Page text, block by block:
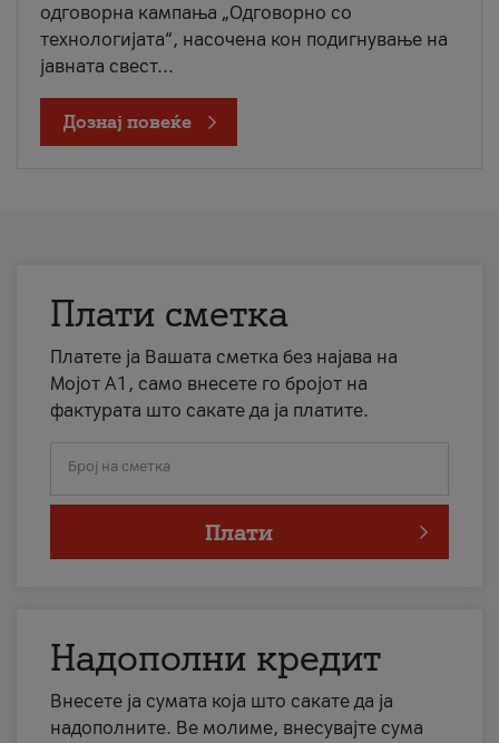
одговорна кампања „Одговорно со
технологијата“, насочена кон подигнување на
јавната свест...
Дознај повеќе
Плати сметка
Платете ја Вашата сметка без најава на
Мојот А1, само внесете го бројот на
фактурата што сакате да ја платите.
Број на сметка
Плати
Надополни кредит
Внесете ја сумата која што сакате да ја
надополните. Ве молиме, внесувајте сума